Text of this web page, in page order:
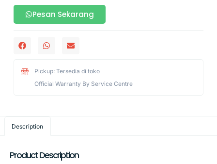
Pesan Sekarang
Pickup: Tersedia di toko
Official Warranty By Service Centre
Description
Product Description